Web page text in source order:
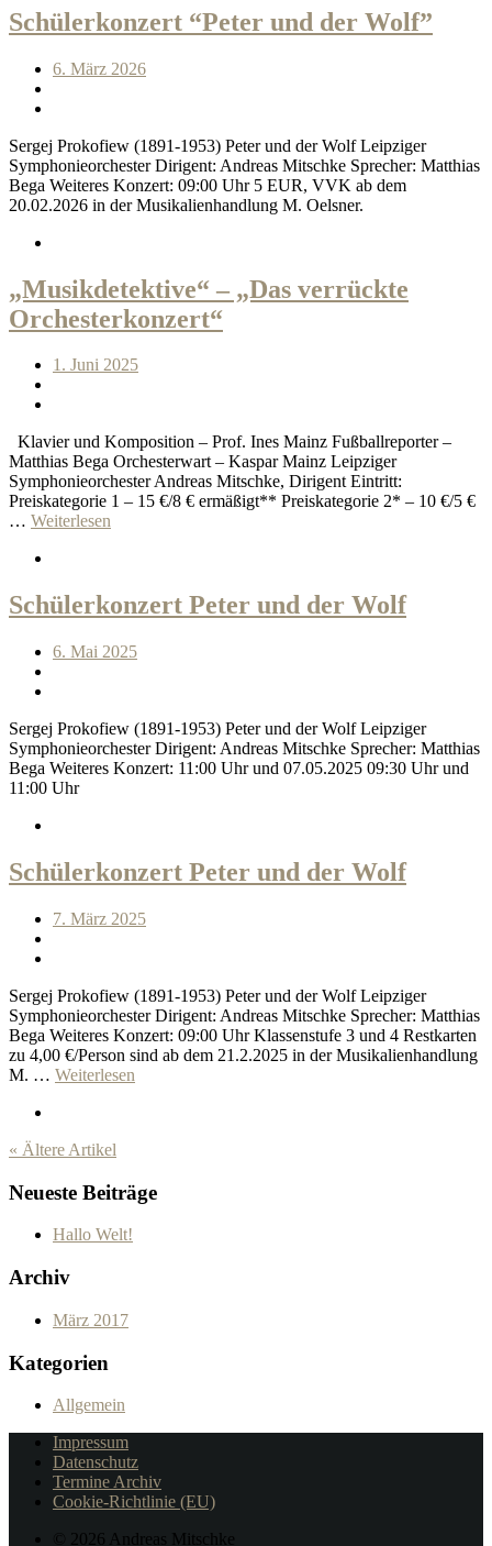
Schülerkonzert “Peter und der Wolf”
6. März 2026
Sergej Prokofiew (1891-1953) Peter und der Wolf Leipziger
Symphonieorchester Dirigent: Andreas Mitschke Sprecher: Matthias
Bega Weiteres Konzert: 09:00 Uhr 5 EUR, VVK ab dem
20.02.2026 in der Musikalienhandlung M. Oelsner.
„Musikdetektive“ – „Das verrückte
Orchesterkonzert“
1. Juni 2025
Klavier und Komposition – Prof. Ines Mainz Fußballreporter –
Matthias Bega Orchesterwart – Kaspar Mainz Leipziger
Symphonieorchester Andreas Mitschke, Dirigent Eintritt:
Preiskategorie 1 – 15 €/8 € ermäßigt** Preiskategorie 2* – 10 €/5 €
… Weiterlesen
Schülerkonzert Peter und der Wolf
6. Mai 2025
Sergej Prokofiew (1891-1953) Peter und der Wolf Leipziger
Symphonieorchester Dirigent: Andreas Mitschke Sprecher: Matthias
Bega Weiteres Konzert: 11:00 Uhr und 07.05.2025 09:30 Uhr und
11:00 Uhr
Schülerkonzert Peter und der Wolf
7. März 2025
Sergej Prokofiew (1891-1953) Peter und der Wolf Leipziger
Symphonieorchester Dirigent: Andreas Mitschke Sprecher: Matthias
Bega Weiteres Konzert: 09:00 Uhr Klassenstufe 3 und 4 Restkarten
zu 4,00 €/Person sind ab dem 21.2.2025 in der Musikalienhandlung
M. … Weiterlesen
« Ältere Artikel
Neueste Beiträge
Hallo Welt!
Archiv
März 2017
Kategorien
Allgemein
Impressum
Datenschutz
Termine Archiv
Cookie-Richtlinie (EU)
© 2026 Andreas Mitschke